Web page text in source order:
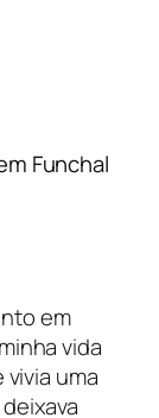
Funchal
em
vida
vivia uma